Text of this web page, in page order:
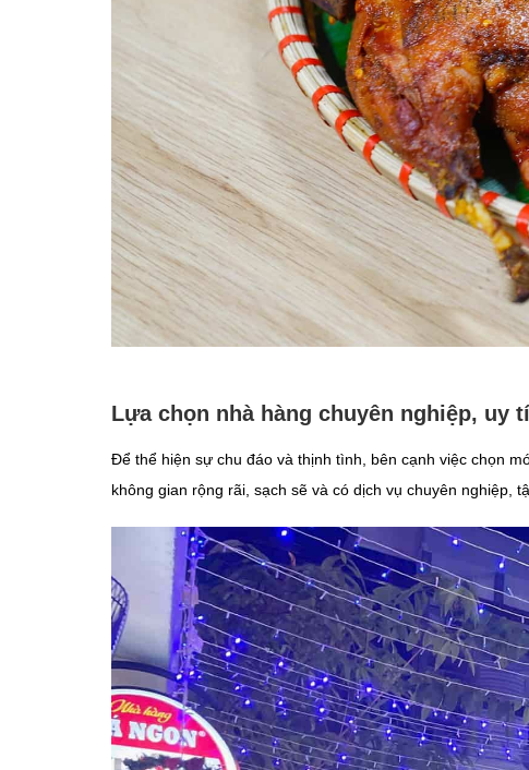
Lựa chọn nhà hàng chuyên nghiệp, uy
Để thể hiện sự chu đáo và thịnh tình, bên cạnh việc chọn
không gian rộng rãi, sạch sẽ và có dịch vụ chuyên nghiệp,